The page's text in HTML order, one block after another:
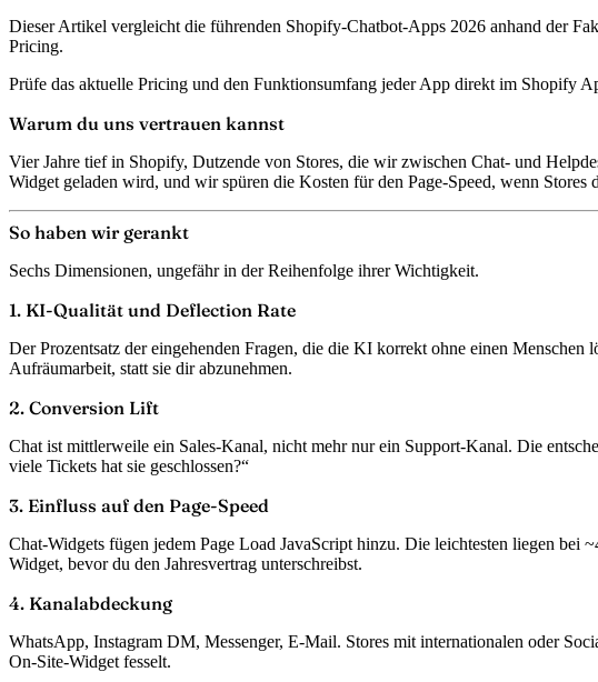
Dieser Artikel vergleicht die führenden Shopify-Chatbot-Apps 2026 anhand der
Pricing.
Prüfe das aktuelle Pricing und den Funktionsumfang jeder App direkt im Shopify
Warum du uns vertrauen kannst
Vier Jahre tief in Shopify, Dutzende von Stores, die wir zwischen Chat- und
Widget geladen wird, und wir spüren die Kosten für den Page-Speed, wenn Stores
So haben wir gerankt
Sechs Dimensionen, ungefähr in der Reihenfolge ihrer Wichtigkeit.
1. KI-Qualität und Deflection Rate
Der Prozentsatz der eingehenden Fragen, die die KI korrekt ohne einen
Aufräumarbeit, statt sie dir abzunehmen.
2. Conversion Lift
Chat ist mittlerweile ein Sales-Kanal, nicht mehr nur ein Support-Kanal. Die
viele Tickets hat sie geschlossen?“
3. Einfluss auf den Page-Speed
Chat-Widgets fügen jedem Page Load JavaScript hinzu. Die leichtesten liegen
Widget, bevor du den Jahresvertrag unterschreibst.
4. Kanalabdeckung
WhatsApp, Instagram DM, Messenger, E-Mail. Stores mit internationalen oder
On-Site-Widget fesselt.